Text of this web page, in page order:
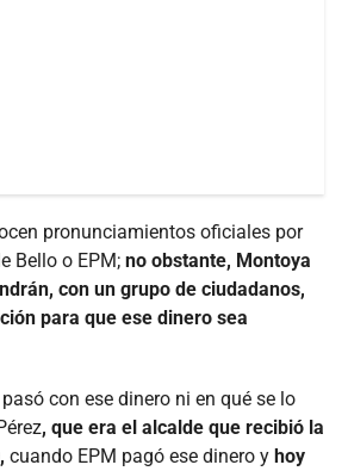
pronunciamientos oficiales por
Bello o EPM; no obstante, Montoya
con un grupo de ciudadanos,
para que ese dinero sea
con ese dinero ni en qué se lo
, que era el alcalde que recibió la
cuando EPM pagó ese dinero y hoy